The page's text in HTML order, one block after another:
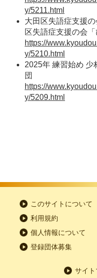
y/5211.html
大田区失語症支援
区失語症支援の会「
https://
y/5210.html
2025年 練習始め
団
https://
y/5209.html
このサイトについて
利用規約
個人情報について
登録団体募集
サイト